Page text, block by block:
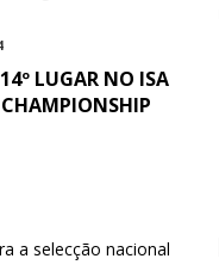
LUGAR NO ISA